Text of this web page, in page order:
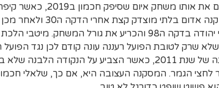
אוהדי קריית שמונה עוד כואבים את אותו משחק איום שסיפק
הקבוצה הצפונית, הוציא לשחקנה אדום בלתי
פנדל בדיוני לטובת יריבתה בני יהודה בדקה ה98 והכריע את גורל המשחק.
שלא שרק לטובת הפועל רעננה עונה קודם לכן נגד
מופעו של חכמון בגביע המדינה של שנת 2011, כאשר הצביע על הנקודה
לחצי הגמר. המסקנה העצובה היא, אם כך, שלאלי